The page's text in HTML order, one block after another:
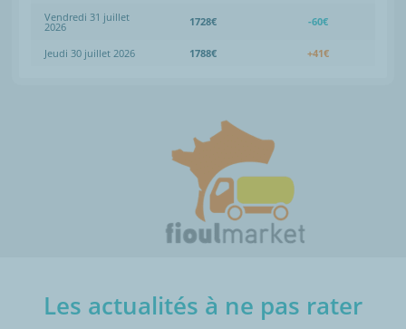
Vendredi 31 juillet
2026 1728€ -60€
Jeudi 30 juillet 2026 1788€ +41€
Les actualités à ne pas rater